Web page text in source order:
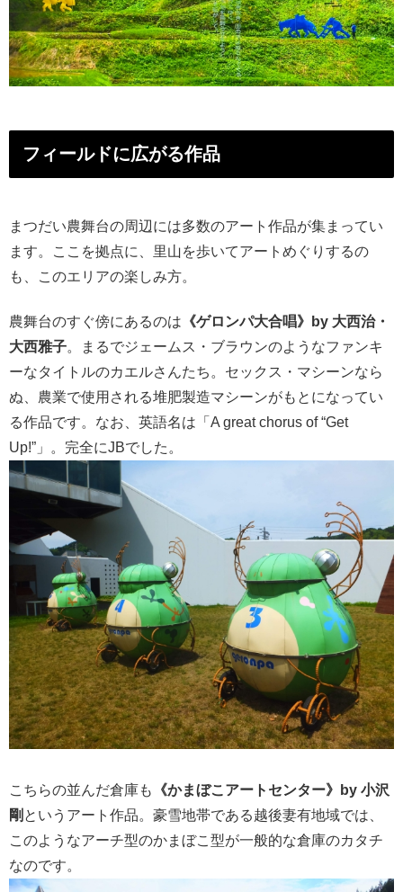
フィールドに広がる作品
まつだい農舞台の周辺には多数のアート作品が集まってい
ます。ここを拠点に、里山を歩いてアートめぐりするの
も、このエリアの楽しみ方。
農舞台のすぐ傍にあるのは 《ゲロンパ大合唱》by 大西治・
大西雅子。まるでジェームス・ブラウンのようなファンキ
ーなタイトルのカエルさんたち。セックス・マシーンなら
ぬ、農業で使用される堆肥製造マシーンがもとになってい
る作品です。なお、英語名は「A great chorus of “Get
Up!”」。完全にJBでした。
こちらの並んだ倉庫も
《かまぼこアートセンター》by 小沢
剛 というアート作品。豪雪地帯である越後妻有地域では、
このようなアーチ型のかまぼこ型が一般的な倉庫のカタチ
なのです。